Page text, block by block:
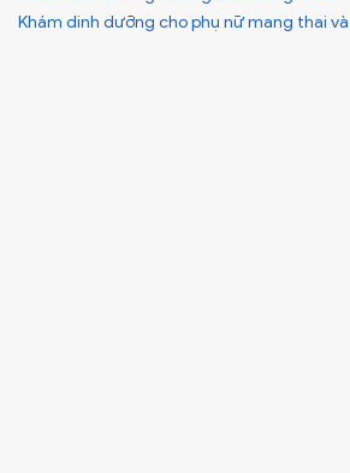
Khám dinh dưỡng cho phụ nữ mang thai